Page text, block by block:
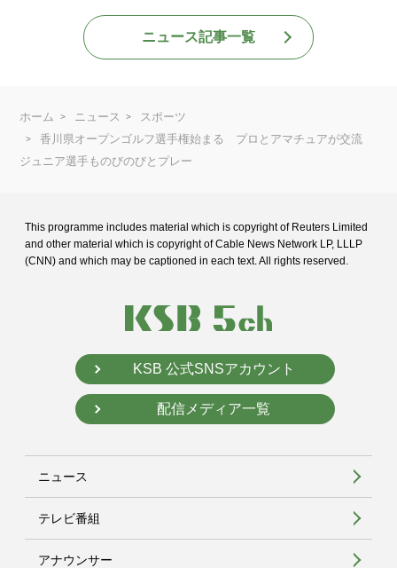
ニュース記事一覧
ホーム ニュース
スポーツ
香川県オープンゴルフ選手権始まる プロとアマチュアが交流
ジュニア選手ものびのびとプレー
This programme includes material which is copyright of Reuters Limited
and other material which is copyright of Cable News Network LP, LLLP
(CNN) and which may be captioned in each text. All rights reserved.
KSB 公式SNSアカウント
配信メディア一覧
ニュース
テレビ番組
アナウンサー